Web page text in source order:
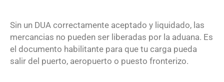
Sin un DUA correctamente aceptado y liquidado, las
mercancias no pueden ser liberadas por la aduana. Es
el documento habilitante para que tu carga pueda
salir del puerto, aeropuerto o puesto fronterizo.